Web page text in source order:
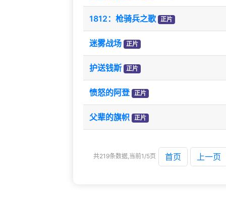
1812：枪骑兵之歌 正片
迷雾战场 正片
护送钱斯 正片
愤怒的阿登 正片
父辈的旗帜 正片
共219条数据,当前1/5页 首页 上一页